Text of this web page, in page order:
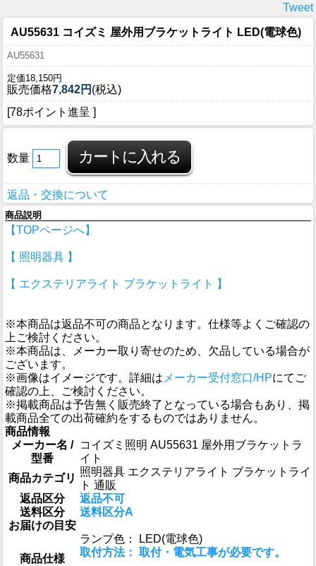
Tweet
AU55631 コイズミ 屋外用ブラケットライト LED(電球色)
AU55631
定価18,150円
販売価格7,842円 (税込)
[78ポイント進呈 ]
数量
返品・交換について
商品説明
【TOPページへ】
【 照明器具 】
【 エクステリアライト ブラケットライト 】
※本商品は返品不可の商品となります。仕様等よくご確認の
上ご検討ください。
※本商品は、メーカー取り寄せのため、欠品している場合が
ございます。
※画像はイメージです。詳細は メーカー受付窓口/HPにてご
確認の上、ご検討ください。
※掲載商品は予告無く販売終了となっている場合もあり、掲
載商品全ての出荷確約をするものではありません。
商品情報
メーカー名 /
型番
コイズミ照明 AU55631 屋外用ブラケットラ
イト
商品カテゴリ
照明器具 エクステリアライト ブラケットライ
ト 通販
返品区分
返品不可
送料区分
送料区分A
お届けの目安
商品仕様
ランプ色： LED(電球色)
取付方法： 取付・電気工事が必要です。